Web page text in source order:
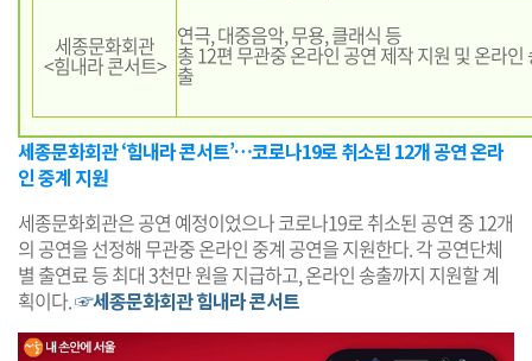
세종문화회관
<힘내라 콘서트>
연극, 대중음악, 무용, 클래식 등
총 12편 무관중 온라인 공연 제작 지원 및 온라인
출
세종문화회관 ‘힘내라 콘서트’…코로나19로 취소된 12개 공연 온라
인 중계 지원
세종문화회관은 공연 예정이었으나 코로나19로 취소된 공연 중 12개
의 공연을 선정해 무관중 온라인 중계 공연을 지원한다. 각 공연단체
별 출연료 등 최대 3천만 원을 지급하고, 온라인 송출까지 지원할 계
획이다.☞세종문화회관 힘내라 콘서트